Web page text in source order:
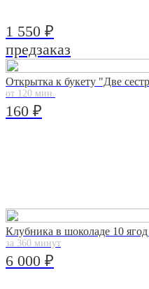
1 550 ₽
предзаказ
Открытка к букету "Две
от 120 мин.
160 ₽
Клубника в шоколаде 10
за 360 минут
6 000 ₽